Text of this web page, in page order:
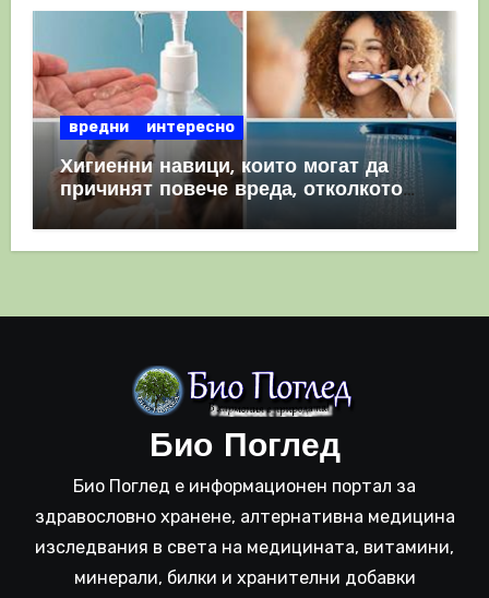
вредни интересно
Хигиенни навици, които могат да
причинят повече вреда, отколкото
полза
Био Поглед
Био Поглед е информационен портал за
здравословно хранене, алтернативна медицина
изследвания в света на медицината, витамини,
минерали, билки и хранителни добавки